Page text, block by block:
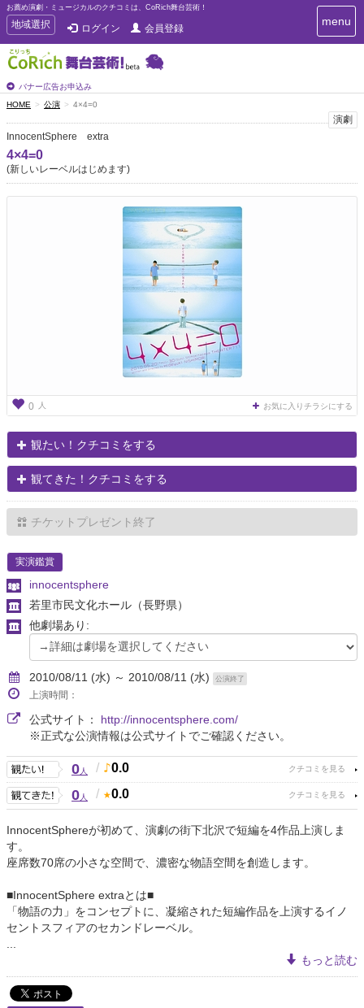
お薦め演劇・ミュージカルのクチコミは、CoRich舞台芸術！
T
o
g
g
e
n
a
v
i
g
a
地域選択 ログイン 会員登録
バナー広告お申込み
T
o
g
a
menu
HOME 公演 4×4=0
演劇
InnocentSphere extra
4×4=0
(新しいレーベルはじめます)
0 人 お気に入りチラシにする
観たい！クチコミをする
観てきた！クチコミをする
チケットプレゼント終了
実演鑑賞
innocentsphere
若里市民文化ホール （長野県）
他劇場あり:
2010/08/11 (水) ～ 2010/08/11 (水) 公演終了
上演時間：
公式サイト： http://innocentsphere.com/
※正式な公演情報は公式サイトでご確認ください。
0人 / 0.0
0人 / 0.0
InnocentSphereが初めて、演劇の街下北沢で短編を4作品上演しま
す。
座席数70席の小さな空間で、濃密な物語空間を創造します。
■InnocentSphere extraとは■
「物語の力」をコンセプトに、凝縮された短編作品を上演するイノ
セントスフィアのセカンドレーベル。
もっと読む